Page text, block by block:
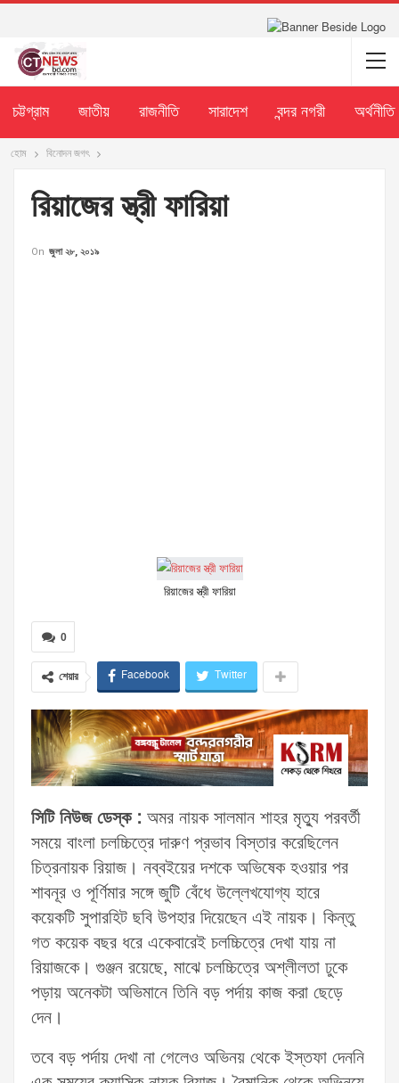
চট্টগ্রাম জাতীয় রাজনীতি সারাদেশ বন্দর নগরী অর্থনীতি
হোম বিনোদন জগৎ
রিয়াজের স্ত্রী ফারিয়া
On জুলা ২৮, ২০১৯
রিয়াজের স্ত্রী ফারিয়া
0
শেয়ার Facebook Twitter
সিটি নিউজ ডেস্ক : অমর নায়ক সালমান শাহর মৃত্যু পরবর্তী
সময়ে বাংলা চলচ্চিত্রে দারুণ প্রভাব বিস্তার করেছিলেন
চিত্রনায়ক রিয়াজ। নব্বইয়ের দশকে অভিষেক হওয়ার পর
শাবনূর ও পূর্ণিমার সঙ্গে জুটি বেঁধে উল্লেখযোগ্য হারে
কয়েকটি সুপারহিট ছবি উপহার দিয়েছেন এই নায়ক। কিন্তু
গত কয়েক বছর ধরে একেবারেই চলচ্চিত্রে দেখা যায় না
রিয়াজকে। গুঞ্জন রয়েছে, মাঝে চলচ্চিত্রে অশ্লীলতা ঢুকে
পড়ায় অনেকটা অভিমানে তিনি বড় পর্দায় কাজ করা ছেড়ে
দেন।
তবে বড় পর্দায় দেখা না গেলেও অভিনয় থেকে ইস্তফা দেননি